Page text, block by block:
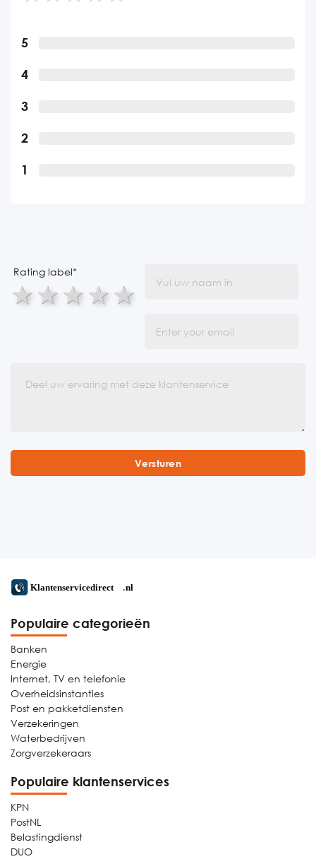
5
4
3
2
1
Rating label*
5 stars
4 stars
3 stars
2 stars
1 star
Populaire categorieën
Banken
Energie
Internet, TV en telefonie
Overheidsinstanties
Post en pakketdiensten
Verzekeringen
Waterbedrijven
Zorgverzekeraars
Populaire klantenservices
KPN
PostNL
Belastingdienst
DUO